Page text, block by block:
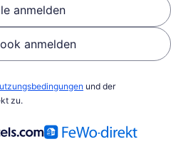
anmelden
anmelden
und der
zu.